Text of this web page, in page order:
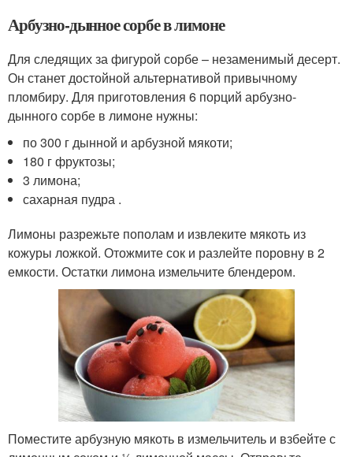
Арбузно-дынное сорбе в лимоне
Для следящих за фигурой сорбе – незаменимый десерт.
Он станет достойной альтернативой привычному
пломбиру. Для приготовления 6 порций арбузно-
дынного сорбе в лимоне нужны:
по 300 г дынной и арбузной мякоти;
180 г фруктозы;
3 лимона;
сахарная пудра .
Лимоны разрежьте пополам и извлеките мякоть из
кожуры ложкой. Отожмите сок и разлейте поровну в 2
емкости. Остатки лимона измельчите блендером.
Поместите арбузную мякоть в измельчитель и взбейте с